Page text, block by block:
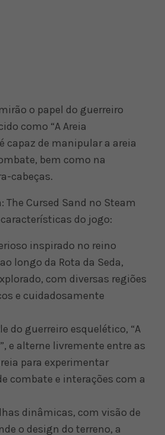
o papel do guerreiro
como “A Areia
capaz de manipular a areia
bem como na
cabeças.
The Cursed Sand no Steam
do jogo:
inspirado no reino
longo da Rota da Seda,
com diversas regiões
e cuidadosamente
do guerreiro esquelético, “A
e alterne livremente entre as
para experimentar
combate e interações com a
dinâmicas, com visão de
o design do terreno, a